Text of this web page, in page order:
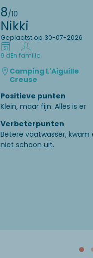
8/10
Nikki
Geplaatst op 30-07-2026
9 dEn famille
Camping L'Aiguille
Creuse
Positieve punten
Klein, maar fijn. Alles is er
Verbeterpunten
Betere vaatwasser, kwam
niet schoon uit.